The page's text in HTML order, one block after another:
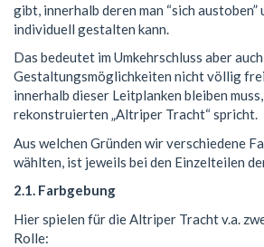
gibt, innerhalb deren man “sich austoben”
individuell gestalten kann.
Das bedeutet im Umkehrschluss aber
Gestaltungsmöglichkeiten nicht völlig frei
innerhalb dieser Leitplanken bleiben
rekonstruierten „Altriper Tracht“ spricht.
Aus welchen Gründen wir verschiedene
wählten, ist jeweils bei den Einzelteilen
2.1. Farbgebung
Hier spielen für die Altriper Tracht v.a.
Rolle: